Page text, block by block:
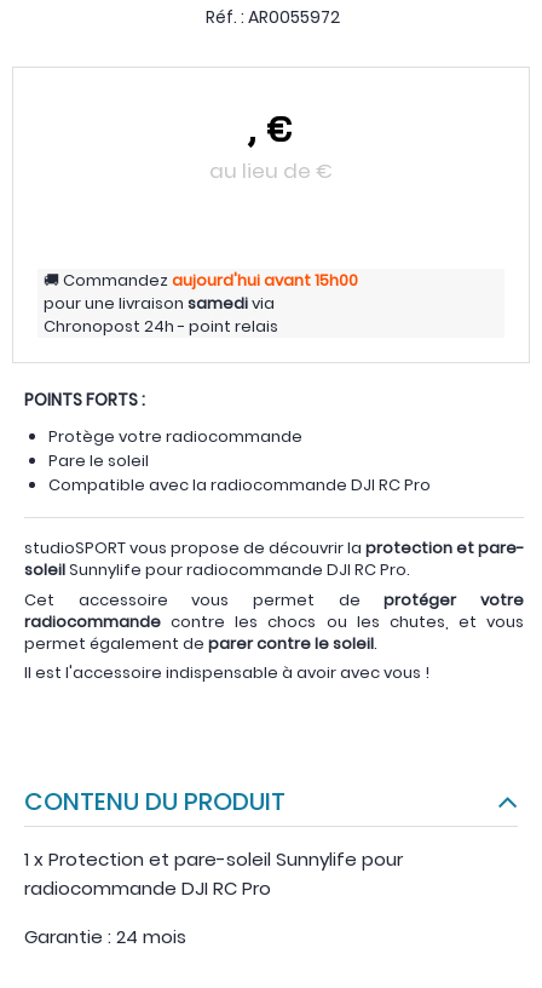
Réf. : AR0055972
, €
au lieu de €
Commandezaujourd'huiavant 15h00
pour une livraison samedivia
Chronopost 24h - point relais
POINTS FORTS :
Protège votre radiocommande
Pare le soleil
Compatible avec la radiocommande DJI RC Pro
studioSPORT vous propose de découvrir la protection et pare-
soleilSunnylife pour radiocommande DJI RC Pro.
Cet accessoire vous permet deprotéger votre
radiocommande contre les chocs ou les chutes, et vous
permet également de parer contre le soleil.
Il est l'accessoire indispensable à avoir avec vous !
CONTENU DU PRODUIT
1 x Protection et pare-soleil Sunnylife pour
radiocommande DJI RC Pro
Garantie : 24 mois